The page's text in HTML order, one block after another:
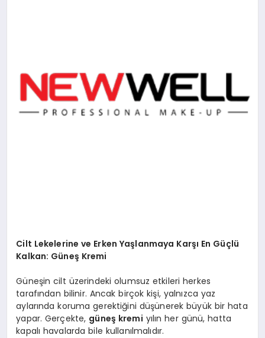
Cilt Lekelerine ve Erken Yaşlanmaya Karşı En Güçlü
Kalkan: Güneş Kremi
Güneşin cilt üzerindeki olumsuz etkileri herkes
tarafından bilinir. Ancak birçok kişi, yalnızca yaz
aylarında koruma gerektiğini düşünerek büyük bir hata
yapar. Gerçekte, güneş kremi yılın her günü, hatta
kapalı havalarda bile kullanılmalıdır.